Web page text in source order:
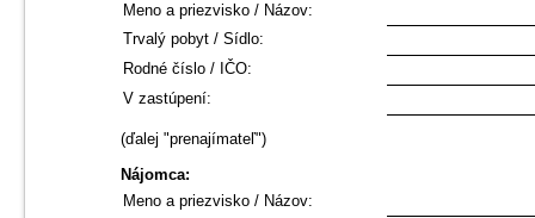
Meno a priezvisko / Názov:
Trvalý pobyt / Sídlo:
Rodné číslo / IČO:
V zastúpení:
(ďalej "prenajímateľ")
Nájomca:
Meno a priezvisko / Názov: